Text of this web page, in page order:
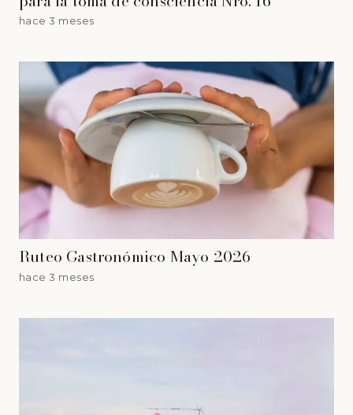
hace 3 meses
Ruteo Gastronómico Mayo 2026
hace 3 meses